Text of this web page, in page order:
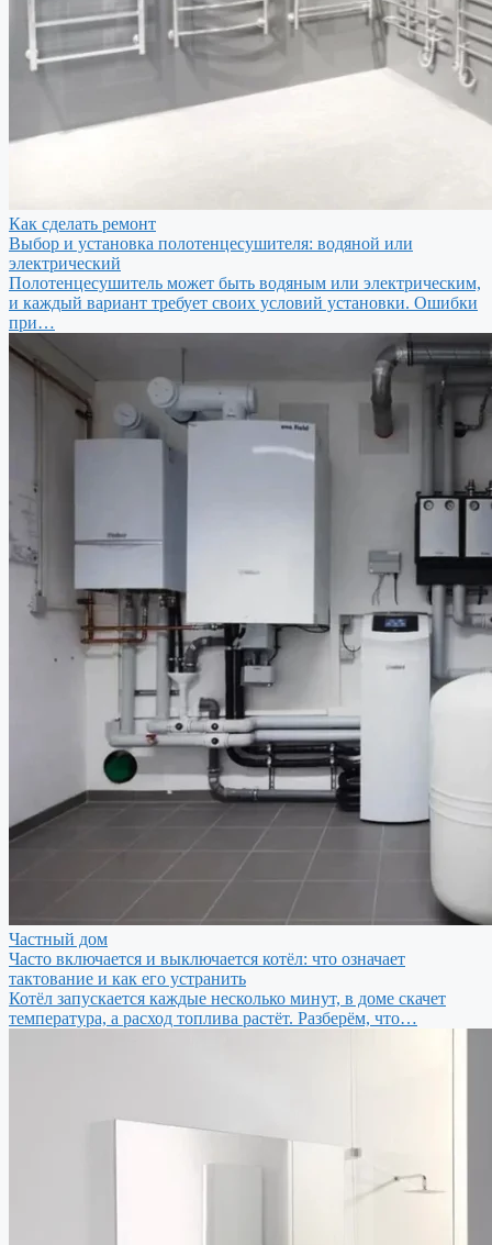
Как сделать ремонт
Выбор и установка полотенцесушителя: водяной или
электрический
Полотенцесушитель может быть водяным или электрическим,
и каждый вариант требует своих условий установки. Ошибки
при…
Частный дом
Часто включается и выключается котёл: что означает
тактование и как его устранить
Котёл запускается каждые несколько минут, в доме скачет
температура, а расход топлива растёт. Разберём, что…